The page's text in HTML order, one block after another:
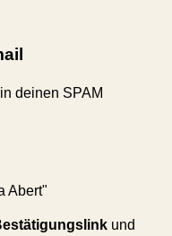
deinen SPAM
Abert"
und